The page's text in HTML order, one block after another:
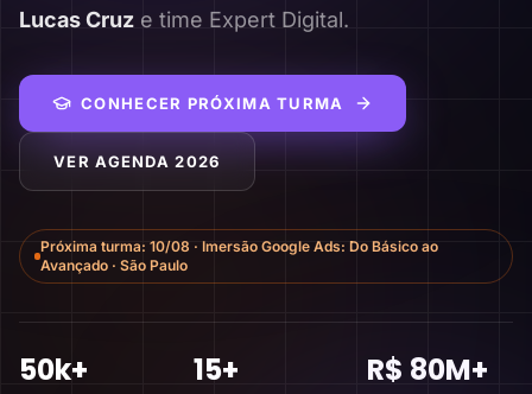
Lucas Cruz e time Expert Digital.
CONHECER PRÓXIMA TURMA
VER AGENDA 2026
Próxima turma: 10/08 · Imersão Google Ads: Do Básico ao
Avançado · São Paulo
50k+ 15+ R$ 80M+